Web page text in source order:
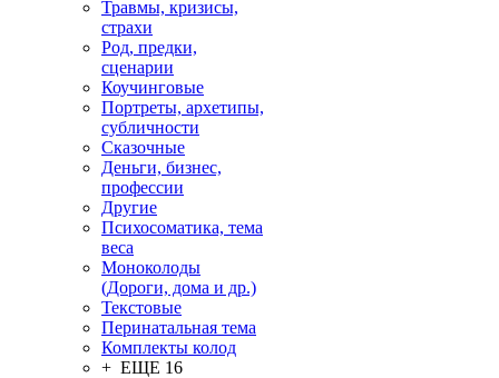
Травмы, кризисы,
страхи
Род, предки,
сценарии
Коучинговые
Портреты, архетипы,
субличности
Сказочные
Деньги, бизнес,
профессии
Другие
Психосоматика, тема
веса
Моноколоды
(Дороги, дома и др.)
Текстовые
Перинатальная тема
Комплекты колод
+ ЕЩЕ 16